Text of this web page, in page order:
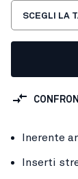
SCEGLI LA
Inerente
Inserti